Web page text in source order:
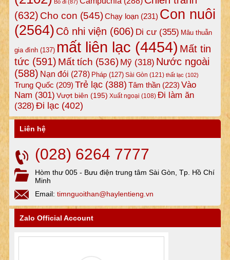
Bỏ đi(87)
(632) Cho con (545)Chạy loạn(231) Con nuôi
(2564) Cô nhi viện (606) Di cư(355) Mâu thuẫn
gia đình(137) mất liên lạc (4454) Mất tin
tức(591) Mất tích (536) Mỹ(318) Nước ngoài
(588) Nạn đói (278) Pháp(127) Sài Gòn (121) thất lạc (102)
Trung Quốc (209) Trẻ lạc(388) Tâm thần(223) Vào
Nam (301) Vượt biên (195) Xuất ngoại (108) Đi làm ăn
(328) Đi lạc(402)
Liên hệ
(028) 6264 7777
Hòm thư 005 - Bưu điện trung tâm Sài Gòn, Tp. Hồ Chí
Minh
Email: timnguoithan@haylentieng.vn
Zalo Official Account